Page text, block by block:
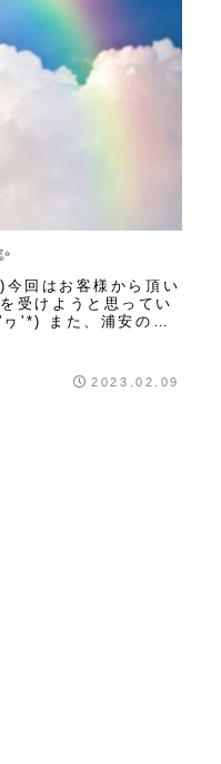
回はお客様から頂い
受けようと思ってい
'*) また、浦安の当
2023.02.09